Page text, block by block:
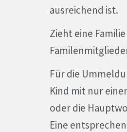
ausreichend ist.
Zieht eine
Für die
Kind mit nur
oder die
Eine